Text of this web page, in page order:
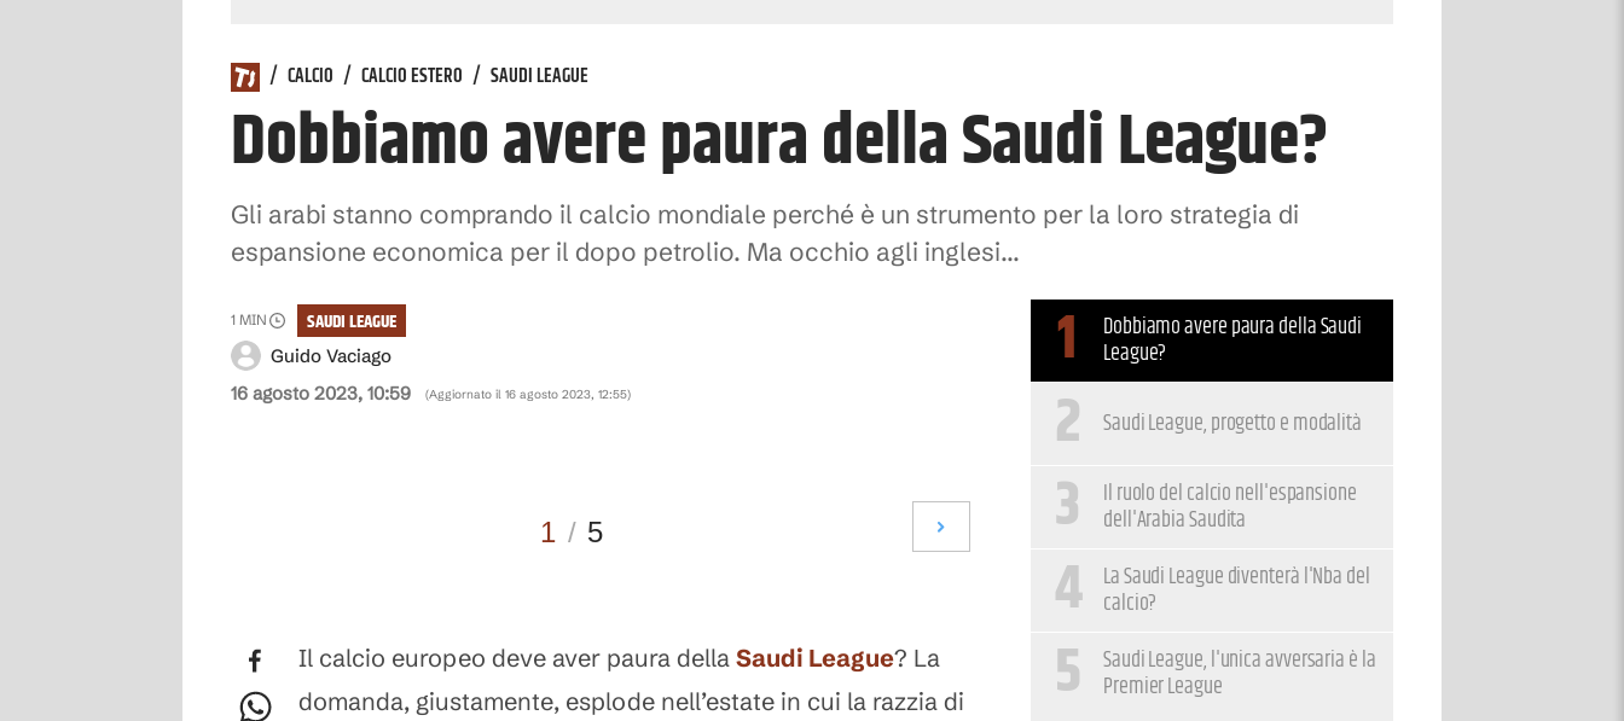
/ CALCIO / CALCIO ESTERO / SAUDI LEAGUE
Dobbiamo avere paura della Saudi League?
Gli arabi stanno comprando il calcio mondiale perché è un strumento per la loro strategia di
espansione economica per il dopo petrolio. Ma occhio agli inglesi...
16 agosto 2023, 10:59 (Aggiornato il 16 agosto 2023, 12:55)
Guido Vaciago
1 MIN SAUDI LEAGUE
1 / 5
Il calcio europeo deve aver paura della Saudi League? La
domanda, giustamente, esplode nell’estate in cui la razzia di
1 Dobbiamo avere paura della Saudi
League?
2 Saudi League, progetto e modalità
3 Il ruolo del calcio nell'espansione
dell'Arabia Saudita
4 La Saudi League diventerà l'Nba del
calcio?
5 Saudi League, l'unica avversaria è la
Premier League